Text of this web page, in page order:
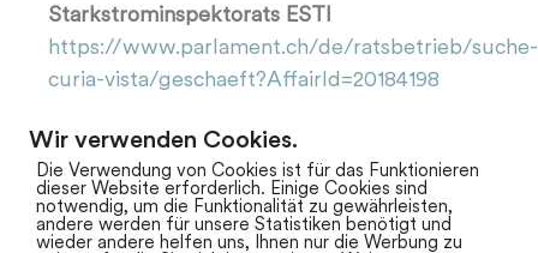
Starkstrominspektorats ESTI
https://www.parlament.ch/de/ratsbetrieb/suche-
curia-vista/geschaeft?AffairId=20184198
Wir verwenden Cookies.
Die Verwendung von Cookies ist für das Funktionieren
dieser Website erforderlich. Einige Cookies sind
notwendig, um die Funktionalität zu gewährleisten,
andere werden für unsere Statistiken benötigt und
wieder andere helfen uns, Ihnen nur die Werbung zu